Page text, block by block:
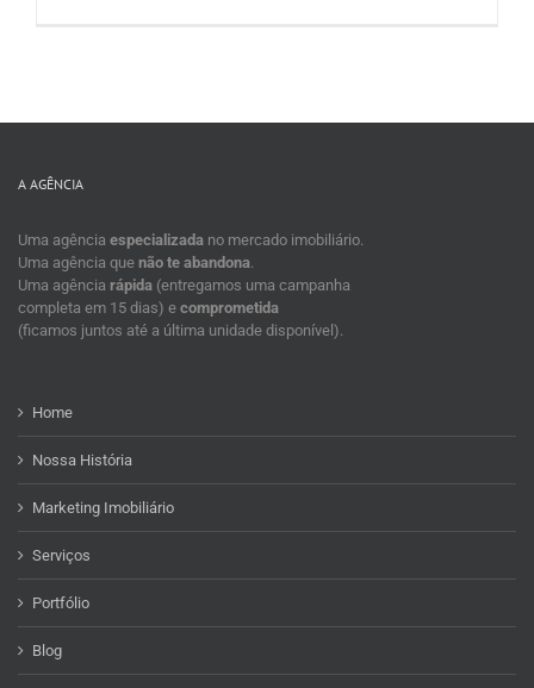
A AGÊNCIA
Uma agência especializada no mercado imobiliário.
Uma agência que não te abandona.
Uma agência rápida (entregamos uma campanha
completa em 15 dias) e comprometida
(ficamos juntos até a última unidade disponível).
Home
Nossa História
Marketing Imobiliário
Serviços
Portfólio
Blog